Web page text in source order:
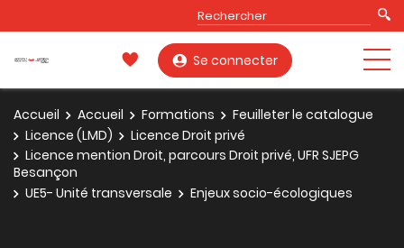
Se connecter
Accueil Accueil Formations
Feuilleter le catalogue
Licence (LMD)
Licence Droit privé
Licence mention Droit, parcours Droit privé, UFR SJEPG
Besançon
UE5- Unité transversale
Enjeux socio-écologiques